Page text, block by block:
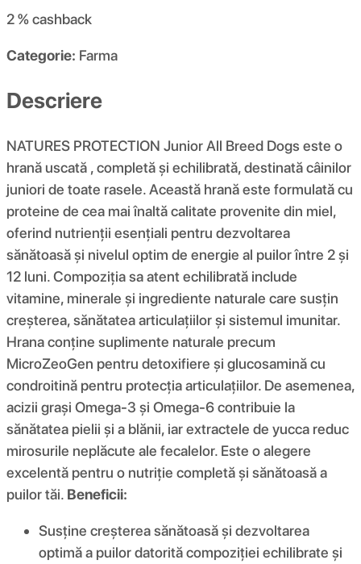
2 %cashback
Categorie: Farma
Descriere
NATURES PROTECTION Junior All Breed Dogs este o
hrană uscată , completă și echilibrată, destinată câinilor
juniori de toate rasele. Această hrană este formulată cu
proteine de cea mai înaltă calitate provenite din miel,
oferind nutrienții esențiali pentru dezvoltarea
sănătoasă și nivelul optim de energie al puilor între 2 și
12 luni. Compoziția sa atent echilibrată include
vitamine, minerale și ingrediente naturale care susțin
creșterea, sănătatea articulațiilor și sistemul imunitar.
Hrana conține suplimente naturale precum
MicroZeoGen pentru detoxifiere și glucosamină cu
condroitină pentru protecția articulațiilor. De asemenea,
acizii grași Omega-3 și Omega-6 contribuie la
sănătatea pielii și a blănii, iar extractele de yucca reduc
mirosurile neplăcute ale fecalelor. Este o alegere
excelentă pentru o nutriție completă și sănătoasă a
puilor tăi. Beneficii:
Susține creșterea sănătoasă și dezvoltarea
optimă a puilor datorită compoziției echilibrate și